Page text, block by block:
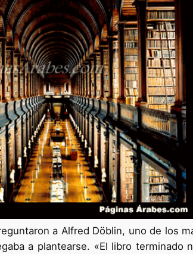
a Alfred Döblin, uno de los
a plantearse. «El libro